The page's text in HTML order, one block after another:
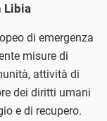
Libia
di emergenza
misure di
attività di
dei diritti umani
e di recupero.